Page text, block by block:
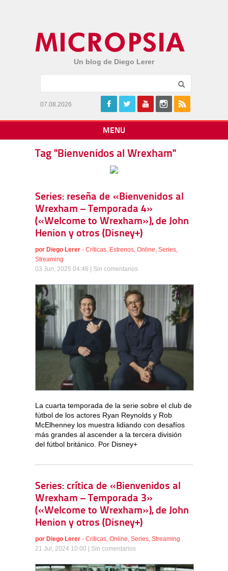
Un blog de Diego Lerer
07.08.2026
MENU
Tag "Bienvenidos al Wrexham"
Series: reseña de «Bienvenidos al
Wrexham – Temporada 4»
(«Welcome to Wrexham»), de John
Henion y otros (Disney+)
por Diego Lerer - Críticas, Estrenos, Online, Series,
Streaming
03 Jun, 2025 04:46 | Sin comentarios
La cuarta temporada de la serie sobre el club de
fútbol de los actores Ryan Reynolds y Rob
McElhenney los muestra lidiando con desafíos
más grandes al ascender a la tercera división
del fútbol británico. Por Disney+
Series: crítica de «Bienvenidos al
Wrexham – Temporada 3»
(«Welcome to Wrexham»), de John
Henion y otros (Disney+)
por Diego Lerer - Críticas Online Series Streaming
21 Jul, 2024 10:00 | Sin comentarios